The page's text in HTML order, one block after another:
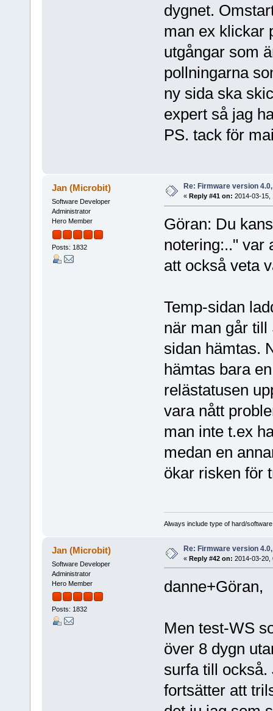
dygnet.
man ex klickar
utgångar som
pollningarna
ny sida ska
expert så jag
PS. tack för
Jan (Microbit)
Software Developer
Administrator
Hero Member
Posts: 1832
Re: Firmware version
« Reply #41 on: 2014-03-15,
Göran: Du
notering:.." var
att också veta
Temp-sidan
när man går
sidan hämtas.
hämtas bara
relästatusen
vara nått
man inte t.ex
medan en
ökar risken för
Always include type of hard/
Jan (Microbit)
Software Developer
Administrator
Hero Member
Posts: 1832
Re: Firmware version
« Reply #42 on: 2014-03-20,
danne+Göran,
Men test-WS
över 8 dygn
surfa till också.
fortsätter att